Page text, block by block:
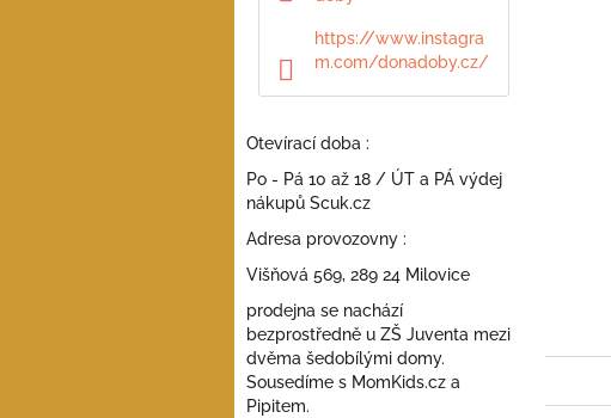
https://www.instagra
m.com/donadoby.cz/
Otevírací doba :
Po - Pá 10 až 18 / ÚT a PÁ výdej
nákupů Scuk.cz
Adresa provozovny :
Višňová 569, 289 24 Milovice
prodejna se nachází
bezprostředně u ZŠ Juventa mezi
dvěma šedobílými domy.
Sousedíme s MomKids.cz a
Pipitem.